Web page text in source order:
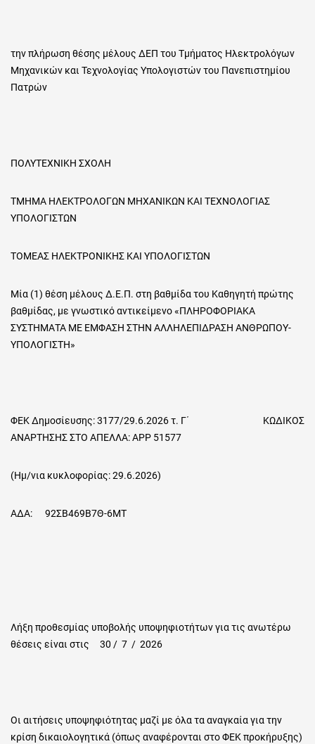
την πλήρωση θέσης μέλους ΔΕΠ του Τμήματος Ηλεκτρολόγων
Μηχανικών και Τεχνολογίας Υπολογιστών του Πανεπιστημίου
Πατρών
ΠΟΛΥΤΕΧΝΙΚΗ ΣΧΟΛΗ
ΤΜΗΜΑ ΗΛΕΚΤΡΟΛΟΓΩΝ ΜΗΧΑΝΙΚΩΝ ΚΑΙ ΤΕΧΝΟΛΟΓΙΑΣ
ΥΠΟΛΟΓΙΣΤΩΝ
ΤΟΜΕΑΣ ΗΛΕΚΤΡΟΝΙΚΗΣ ΚΑΙ ΥΠΟΛΟΓΙΣΤΩΝ
Μία (1) θέση μέλους Δ.Ε.Π. στη βαθμίδα του Καθηγητή πρώτης
βαθμίδας, με γνωστικό αντικείμενο «ΠΛΗΡΟΦΟΡΙΑΚΑ
ΣΥΣΤΗΜΑΤΑ ΜΕ ΕΜΦΑΣΗ ΣΤΗΝ ΑΛΛΗΛΕΠΙΔΡΑΣΗ ΑΝΘΡΩΠΟΥ-
ΥΠΟΛΟΓΙΣΤΗ»
ΦΕΚ Δημοσίευσης: 3177/29.6.2026 τ. Γ΄ ΚΩΔΙΚΟΣ
ΑΝΑΡΤΗΣΗΣ ΣΤΟ ΑΠΕΛΛΑ: ΑΡΡ 51577
(Ημ/νια κυκλοφορίας: 29.6.2026)
ΑΔΑ: 92ΣΒ469Β7Θ-6ΜΤ
Λήξη προθεσμίας υποβολής υποψηφιοτήτων για τις ανωτέρω
θέσεις είναι στις 30 / 7 / 2026
Οι αιτήσεις υποψηφιότητας μαζί με όλα τα αναγκαία για την
κρίση δικαιολογητικά (όπως αναφέρονται στο ΦΕΚ προκήρυξης)